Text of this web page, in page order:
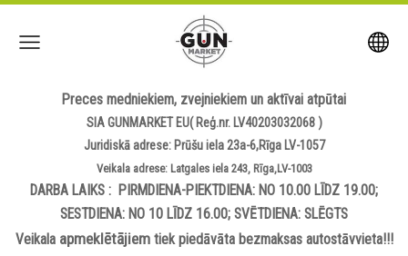
Preces medniekiem, zvejniekiem un aktīvai atpūtai
SIA GUNMARKET EU( Reģ.nr. LV40203032068 )
Juridiskā adrese: Prūšu iela 23a-6,Rīga LV-1057
Veikala adrese: Latgales iela 243, Rīga,LV-1003
DARBA LAIKS : PIRMDIENA-PIEKTDIENA: NO 10.00 LĪDZ 19.00;
SESTDIENA: NO 10 LĪDZ 16.00; SVĒTDIENA: SLĒGTS
Veikala apmeklētājiemtiek piedāvāta bezmaksas autostāvvieta!!!